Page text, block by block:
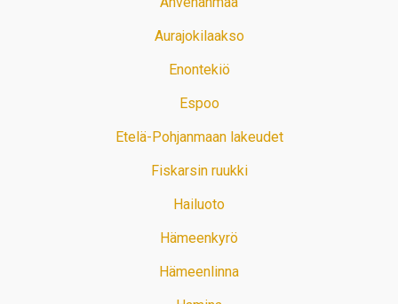
Aurajokilaakso
Enontekiö
Espoo
Etelä-Pohjanmaan lakeudet
Fiskarsin ruukki
Hailuoto
Hämeenkyrö
Hämeenlinna